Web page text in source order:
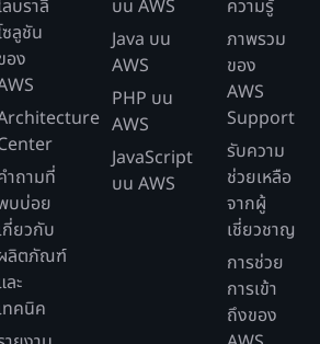
ลบราลี
ซลูชัน
อง
ำถามที่
บบ่อย
กี่ยวกับ
ลิตภัณฑ์
ละ
ทคนิค
บน AWS
Java บน
AWS
PHP บน
AWS
JavaScript
บน AWS
ความรู้
ภาพรวม
ของ
AWS
Support
รับความ
ช่วยเหลือ
จากผู้
เชี่ยวชาญ
การช่วย
การเข้า
ถึงของ